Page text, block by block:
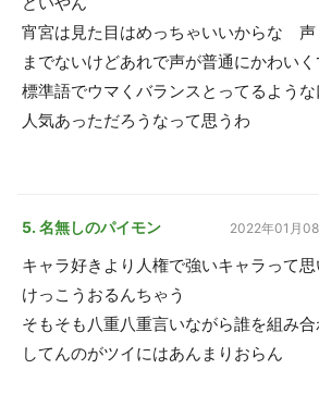
宵宮は見た目はめっちゃいいからな 声
までないけどあれで声が普通にかわい
標準語でウマくバランスとってるよう
人気あっただろうなって思うわ
5. 名無しのパイモン 2022年01月
キャラ好きより人権で強いキャラって
けっこうおるんちゃう
そもそも八重八重言いながら誰を組み
してんのがツイにはあんまりおらん